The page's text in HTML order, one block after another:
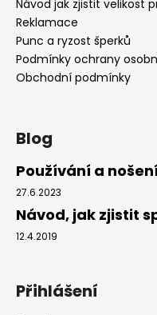
Návod jak zjistit velikost
Reklamace
Punc a ryzost šperků
Podmínky ochrany
Obchodní podmínky
Blog
Používání a
27.6.2023
Návod, jak zjistit
12.4.2019
Přihlášení